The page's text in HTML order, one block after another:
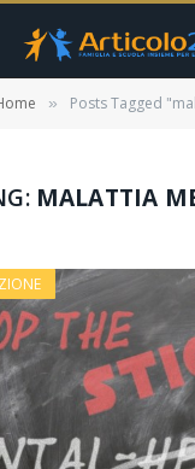
» Posts Tagged
MALATTIA